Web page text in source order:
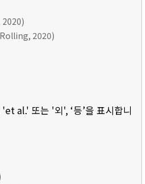
2020)
2020)
al.' 또는 '외', ‘등’을 표시합니